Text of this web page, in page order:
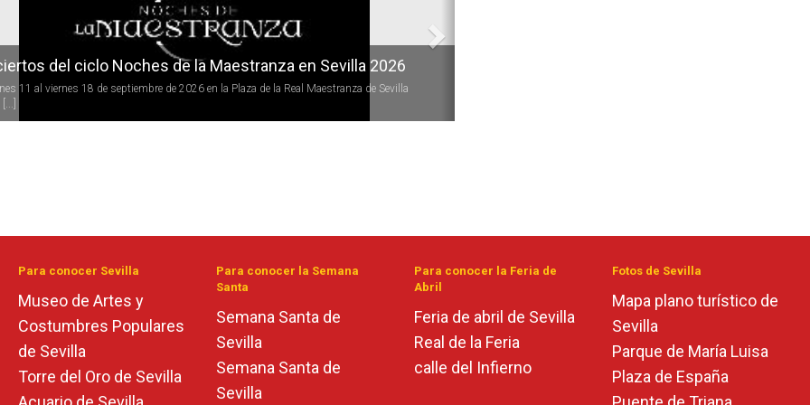
del ciclo Noches de la Maestranza en Sevilla 2026
11 al viernes 18 de septiembre de 2026 en la Plaza de la Real Maestranza de Sevilla
Para conocer Sevilla
Museo de Artes y
Costumbres Populares
de Sevilla
Torre del Oro de Sevilla
Para conocer la Semana
Santa
Semana Santa de
Sevilla
Semana Santa de
Sevilla
Para conocer la Feria de
Abril
Feria de abril de Sevilla
Real de la Feria
calle del Infierno
Fotos de Sevilla
Mapa plano turístico de
Sevilla
Parque de María Luisa
Plaza de España